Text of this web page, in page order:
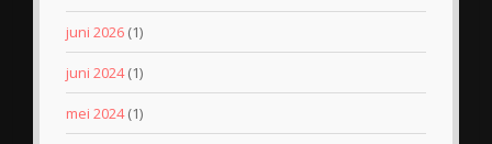
juni 2026 (1)
juni 2024(1)
mei 2024(1)